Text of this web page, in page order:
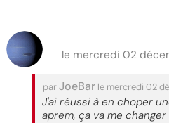
le mercredi 02
parJoeBar le mercredi 02
J'ai réussi à en choper
aprem, ça va me